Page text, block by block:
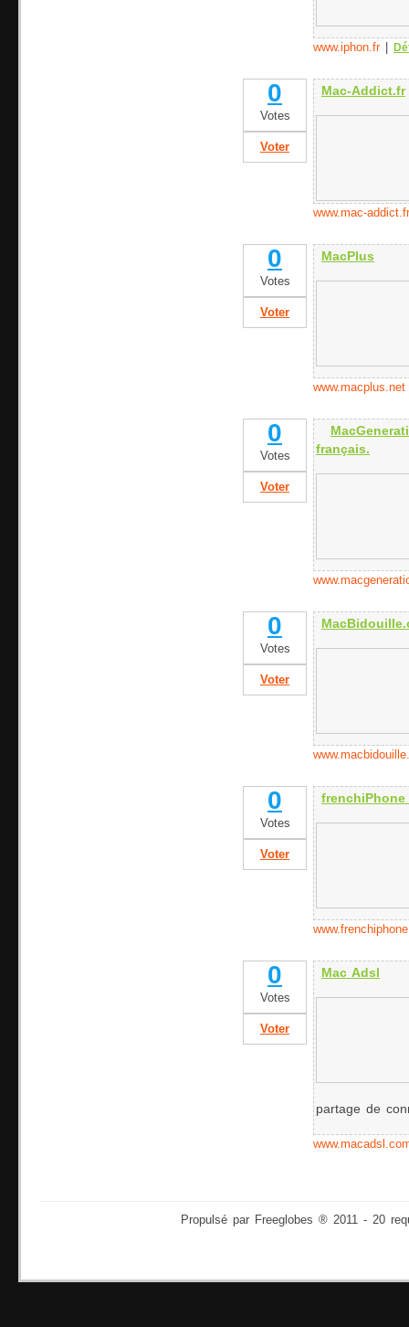
www.iphon.fr|
0
Votes
Voter
Mac-Addict.fr
www.mac-addict.fr
0
Votes
Voter
MacPlus
www.macplus.net
0
Votes
Voter
français.
0
Votes
Voter
0
Votes
Voter
0
Votes
Voter
Mac Adsl
partage de
Propulsé par Freeglobes ® 2011 - 20